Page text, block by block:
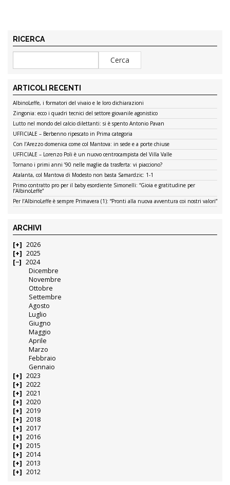
RICERCA
ARTICOLI RECENTI
AlbinoLeffe, i formatori del vivaio e le loro dichiarazioni
Zingonia: ecco i quadri tecnici del settore giovanile agonistico
Lutto nel mondo del calcio dilettanti: si è spento Antonio Pavan
UFFICIALE – Berbenno ripescato in Prima categoria
Con l’Arezzo domenica come col Mantova: in sede e a porte chiuse
UFFICIALE – Lorenzo Poli è un nuovo centrocampista del Villa Valle
Tornano i primi anni ’90 nelle maglie da trasferta: vi piacciono?
Atalanta, col Mantova di Modesto non basta Samardzic: 1-1
Primo contratto pro per il baby esordiente Simonelli: “Gioia e gratitudine per
l’AlbinoLeffe”
Per l’AlbinoLeffe è sempre Primavera (1): “Pronti alla nuova avventura coi nostri valori”
ARCHIVI
2026
2025
2024
Dicembre
Novembre
Ottobre
Settembre
Agosto
Luglio
Giugno
Maggio
Aprile
Marzo
Febbraio
Gennaio
2023
2022
2021
2020
2019
2018
2017
2016
2015
2014
2013
2012